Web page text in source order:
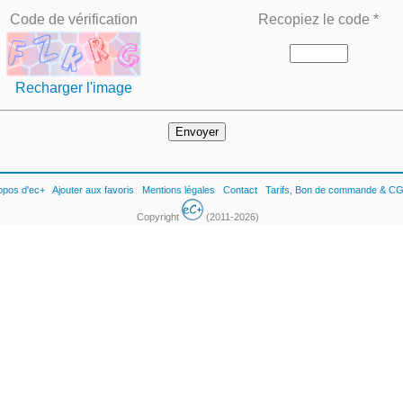
Code de vérification Recopiez le code *
Recharger l'image
d'ec+ Ajouter aux favoris Mentions légales Contact Tarifs, Bon de commande &
Copyright (2011-2026)